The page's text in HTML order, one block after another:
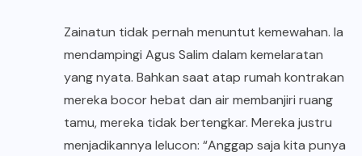
Zainatun tidak pernah menuntut kemewahan. Ia
mendampingi Agus Salim dalam kemelaratan
yang nyata. Bahkan saat atap rumah kontrakan
mereka bocor hebat dan air membanjiri ruang
tamu, mereka tidak bertengkar. Mereka justru
menjadikannya lelucon: “Anggap saja kita punya